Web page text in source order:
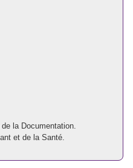
la Documentation.
et de la Santé.